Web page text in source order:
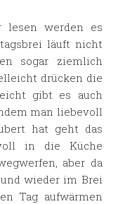
lesen werden es
läuft nicht
sogar ziemlich
drücken die
gibt es auch
man liebevoll
hat geht das
in die Küche
aber da
wieder im Brei
Tag aufwärmen